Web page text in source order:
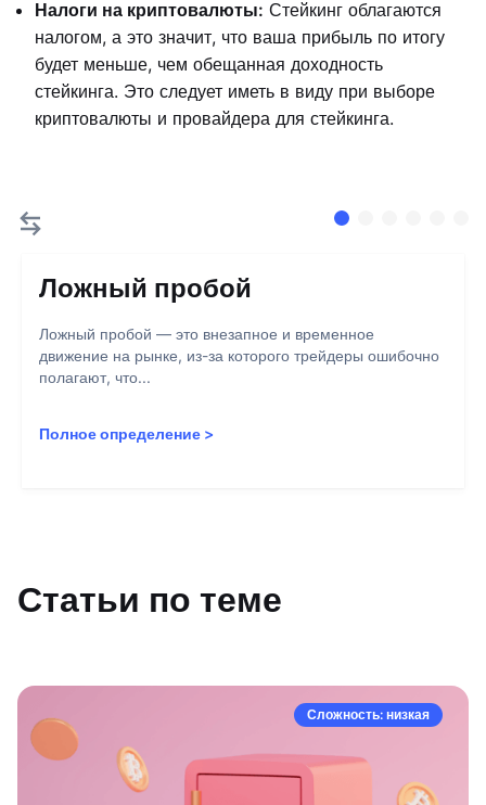
Налоги на криптовалюты: Стейкинг облагаются
налогом, а это значит, что ваша прибыль по итогу
будет меньше, чем обещанная доходность
стейкинга. Это следует иметь в виду при выборе
криптовалюты и провайдера для стейкинга.
Ложный пробой
Ложный пробой — это внезапное и временное
движение на рынке, из-за которого трейдеры ошибочно
полагают, что...
Полное определение >
Статьи по теме
Сложность: низкая